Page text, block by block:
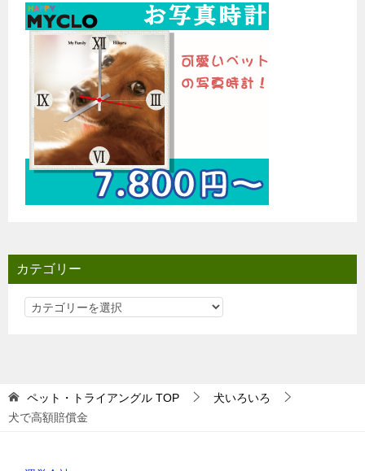
カテゴリー
カ
ペット・トライアングル TOP
犬いろいろ
犬で高額賠償金